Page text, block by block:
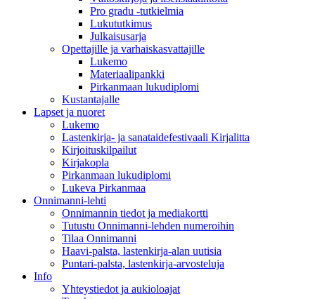
Pro gradu -tutkielmia
Lukututkimus
Julkaisusarja
Opettajille ja varhaiskasvattajille
Lukemo
Materiaalipankki
Pirkanmaan lukudiplomi
Kustantajalle
Lapset ja nuoret
Lukemo
Lastenkirja- ja sanataidefestivaali Kirjalitta
Kirjoituskilpailut
Kirjakopla
Pirkanmaan lukudiplomi
Lukeva Pirkanmaa
Onnimanni-lehti
Onnimannin tiedot ja mediakortti
Tutustu Onnimanni-lehden numeroihin
Tilaa Onnimanni
Haavi-palsta, lastenkirja-alan uutisia
Puntari-palsta, lastenkirja-arvosteluja
Info
Yhteystiedot ja aukioloajat